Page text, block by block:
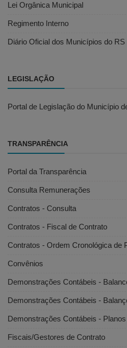
Lei Orgânica Municipal
Regimento Interno
Diário Oficial dos Municípios do RS
LEGISLAÇÃO
Portal de Legislação do Município
TRANSPARÊNCIA
Portal da Transparência
Consulta Remunerações
Contratos - Consulta
Contratos - Fiscal de Contrato
Contratos - Ordem Cronológica de
Convênios
Demonstrações Contábeis -
Demonstrações Contábeis -
Demonstrações Contábeis -
Fiscais/Gestores de Contrato